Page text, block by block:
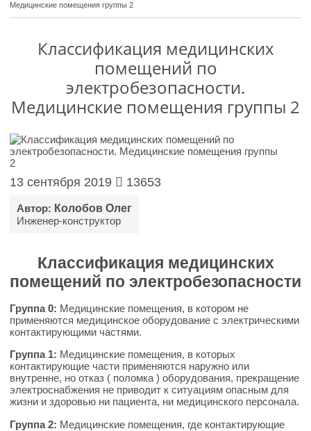
Медицинские помещения группы 2
Классификация медицинских
помещений по
электробезопасности.
Медицинские помещения группы 2
13 сентября 2019 13653
Автор: Колобов Олег
Инженер-конструктор
Классификация медицинских
помещений по электробезопасности
Группа 0: Медицинские помещения, в котором не
применяются медицинское оборудование с электрическими
контактирующими частями.
Группа 1: Медицинские помещения, в которых
контактирующие части применяются наружно или
внутренне, но отказ ( поломка ) оборудования, прекращение
электроснабжения не приводит к ситуациям опасным для
жизни и здоровью ни пациента, ни медицинского персонала.
Группа 2: Медицинские помещения, где контактирующие